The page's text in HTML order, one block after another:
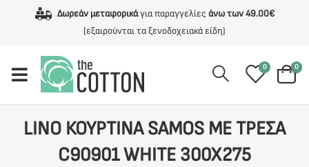
Δωρεάν μεταφορικάγια παραγγελίες άνω των 49.00€
(εξαιρούνται τα ξενοδοχειακά είδη)
0 0
LINO ΚΟΥΡΤΙΝΑ SAMOS ΜΕ ΤΡΕΣΑ
C90901 WHITE 300Χ275